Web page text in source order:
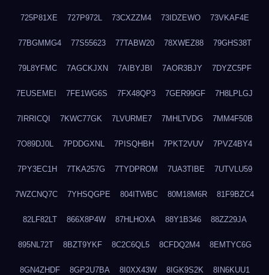
725P81XE 727P972L 73CXZZM4 73IDZEWO 73VKAF4E
77BGMMG4 77S55623 77TABW20 78XWEZ88 79GHS38T
79L8YFMC 7AGCKJXN 7AIBYJBI 7AOR3BJY 7DYZC5PF
7EUSEMEI 7FE1WG6S 7FX48QP3 7GER99GF 7H8LPLGJ
7IRRICQI 7KWC77GK 7LVURME7 7MHLTVDG 7MM4F50B
7O89DJ0L 7PDDGXNL 7PISQHBH 7PKT2VUV 7PVZ4BY4
7PY3EC1H 7TKA257G 7TYDPROM 7UA3TIBE 7UTVLU59
7WZCNQ7C 7YHSQGPE 804ITWBC 80M18M6R 81F9BZC4
82LF82LT 866X8P4W 87HLHOXA 88Y1B346 88ZZ29JA
895NL72T 8BZT9YKF 8C2C6QL5 8CFDQ2M4 8EMTYC6G
8GN4ZHDF 8GP2U7BA 8I0XX43W 8IGK9S2K 8IN6KUU1